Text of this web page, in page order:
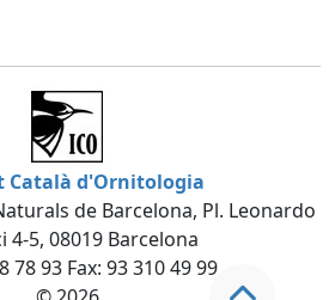
d'Ornitologia
de Barcelona, Pl. Leonardo
4-5, 08019 Barcelona
78 93 Fax: 93 310 49 99